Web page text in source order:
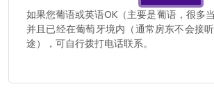
如果您葡语或英语OK（主要是葡语，很多
并且已经在葡萄牙境内（通常房东不会接
途），可自行拨打电话联系。